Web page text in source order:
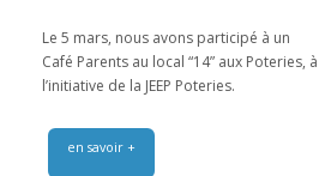
Le 5 mars, nous avons participé à un
Café Parents au local “14” aux Poteries, à
l’initiative de la JEEP Poteries.
en savoir +